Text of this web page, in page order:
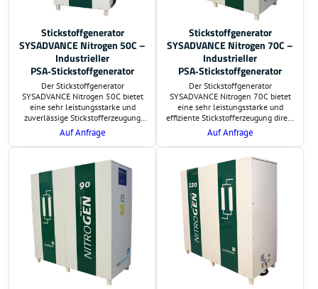
Stickstoffgenerator
SYSADVANCE Nitrogen 50C –
Industrieller
PSA‑Stickstoffgenerator
Der Stickstoffgenerator
SYSADVANCE Nitrogen 50C bietet
eine sehr leistungsstarke und
zuverlässige Stickstofferzeugung
direkt am Einsatzort. Auf Wunsch
übernehmen wir die Lieferung und
schlüsselfertige Montage. Preis und
Lieferzeit sind auf Anfrage.
Zusätzlich erstellen wir eine
Berechnung der
Investitionsrentabilität.
Auf Anfrage
Stickstoffgenerator
SYSADVANCE Nitrogen 70C –
Industrieller
PSA‑Stickstoffgenerator
Der Stickstoffgenerator
SYSADVANCE Nitrogen 70C bietet
eine sehr leistungsstarke und
effiziente Stickstofferzeugung direkt
am Einsatzort. Auf Wunsch
übernehmen wir die Lieferung und
schlüsselfertige Montage. Preis und
Lieferzeit sind auf Anfrage.
Zusätzlich erstellen wir eine
Berechnung der
Investitionsrentabilität.
Auf Anfrage